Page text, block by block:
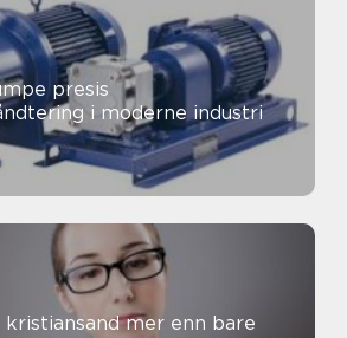
presis
i moderne industri
mer enn bare